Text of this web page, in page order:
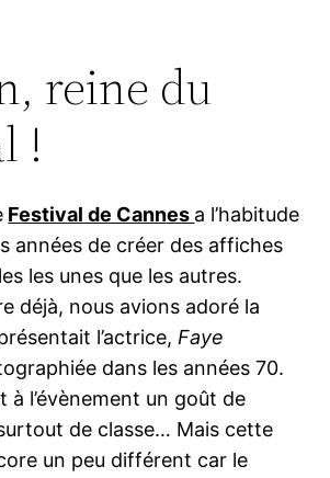
reine du
!
Festival de Cannes a l’habitude
années de créer des affiches
les unes que les autres.
déjà, nous avions adoré la
l’actrice,Faye
dans les années 70.
à l’évènement un goût de
de classe… Mais cette
un peu différent car le